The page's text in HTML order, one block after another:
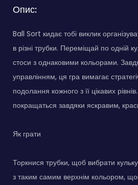
Опис:
Ball Sort кидає тобі виклик
в різні трубки. Переміщай по одній
стоси з однаковими кольорами.
управлінням, ця гра вимагає
подолання кожного з її цікавих
покращаться завдяки яскравим,
Як грати
Торкнися трубки, щоб вибрати
з таким самим верхнім кольором,